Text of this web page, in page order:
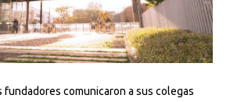
fundadores comunicaron a sus colegas